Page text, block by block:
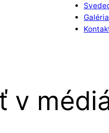
v